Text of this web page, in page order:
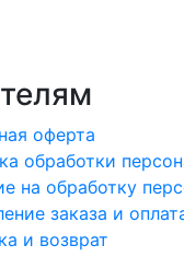
оферта
обработки
на обработку
заказа и
и возврат